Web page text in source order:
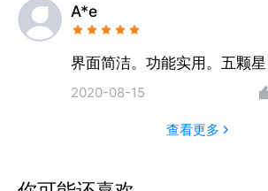
A*e
界面简洁。功能实用。五颗星
2020-08-15
查看更多